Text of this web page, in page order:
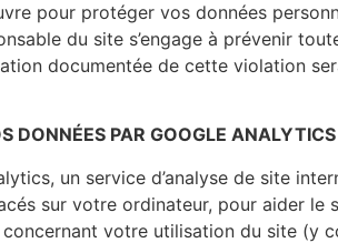
pour protéger vos données
du site s’engage à prévenir
documentée de cette violation
DONNÉES PAR GOOGLE ANALYTICS
un service d’analyse de site
sur votre ordinateur, pour aider le
votre utilisation du site (y